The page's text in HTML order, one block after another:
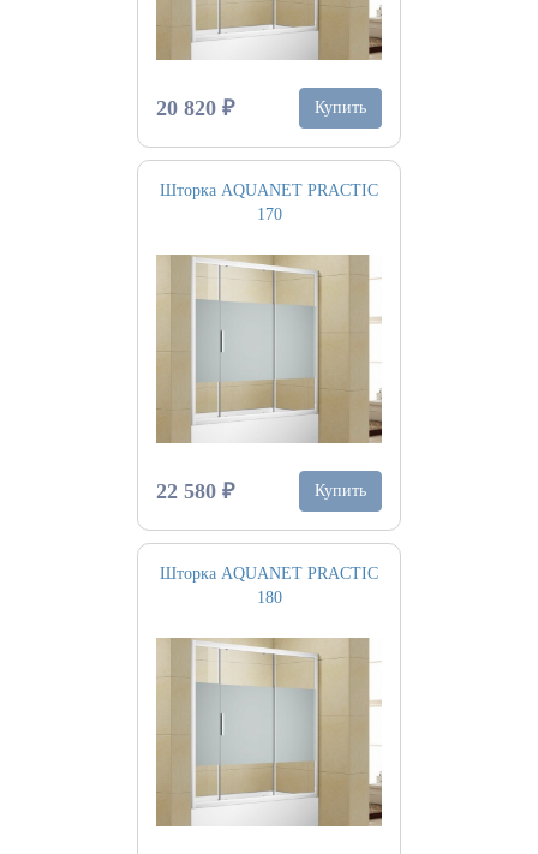
20 820 ₽ Купить
Шторка AQUANET PRACTIC
170
22 580 ₽ Купить
Шторка AQUANET PRACTIC
180